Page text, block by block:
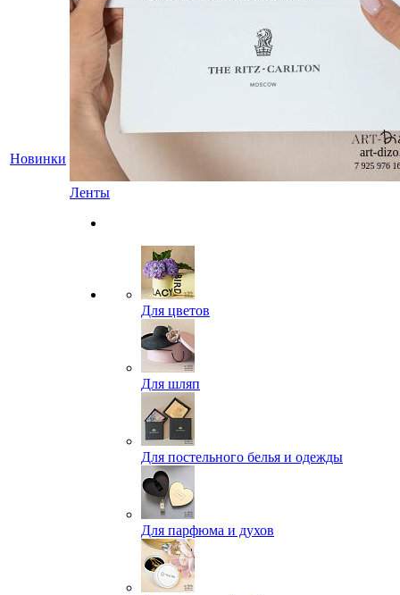
Новинки
Ленты
Для цветов
Для шляп
Для постельного белья и одежды
Для парфюма и духов